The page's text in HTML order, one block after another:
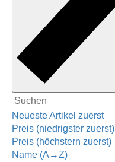
Neueste Artikel zuerst
Preis (niedrigster zuerst)
Preis (höchstern zuerst)
Name (A→Z)